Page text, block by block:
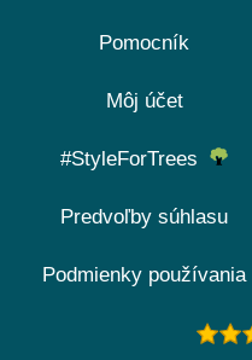
Pomocník
Môj účet
#StyleForTrees
Predvoľby súhlasu
Podmienky používania